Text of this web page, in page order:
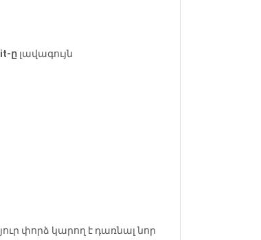
ը լավագույն
փորձ կարող է դառնալ նոր